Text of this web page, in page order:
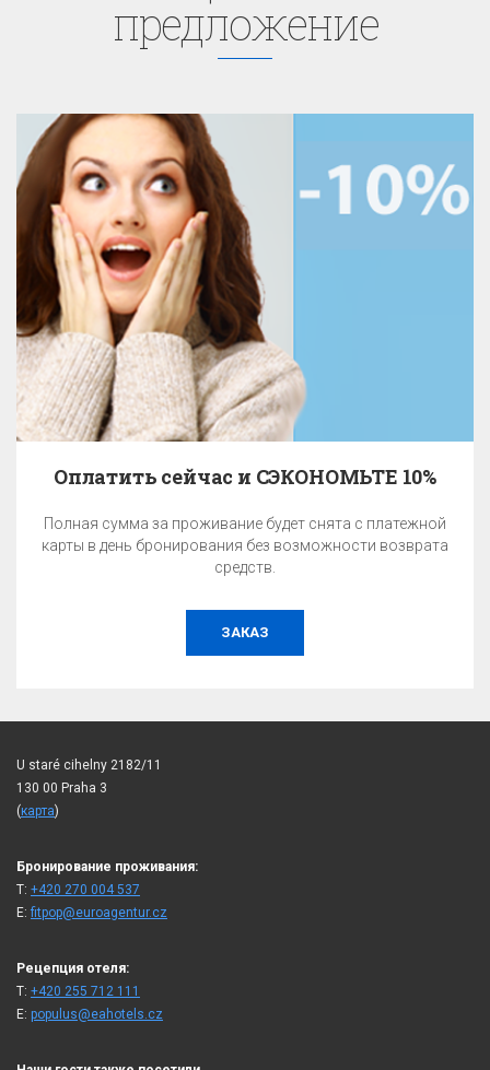
предложение
EA Программа привилегий – это награда за
верность гостиничной сети EA Hotels.
U staré cihelny 2182/11
130 00 Praha 3
(карта)
Бронирование проживания:
T: +420 270 004 537
E:fitpop@euroagentur.cz
Рецепция отеля:
T: +420 255 712 111
E: populus@eahotels.cz